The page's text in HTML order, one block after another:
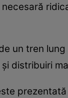
un tren
distribuiri